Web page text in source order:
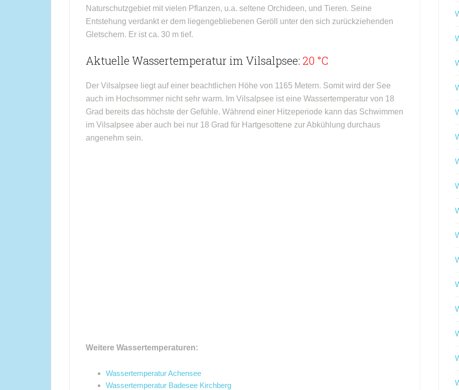
Naturschutzgebiet mit vielen Pflanzen, u.a. seltene Orchideen, und Tieren. Seine
Entstehung verdankt er dem liegengebliebenen Geröll unter den sich zurückziehenden
Gletschern. Er ist ca. 30 m tief.
Aktuelle Wassertemperatur im Vilsalpsee: 20 °C
Der Vilsalpsee liegt auf einer beachtlichen Höhe von 1165 Metern. Somit wird der See
auch im Hochsommer nicht sehr warm. Im Vilsalpsee ist eine Wassertemperatur von 18
Grad bereits das höchste der Gefühle. Während einer Hitzeperiode kann das Schwimmen
im Vilsalpsee aber auch bei nur 18 Grad für Hartgesottene zur Abkühlung durchaus
angenehm sein.
Weitere Wassertemperaturen:
Wassertemperatur Achensee
Wassertemperatur Badesee Kirchberg